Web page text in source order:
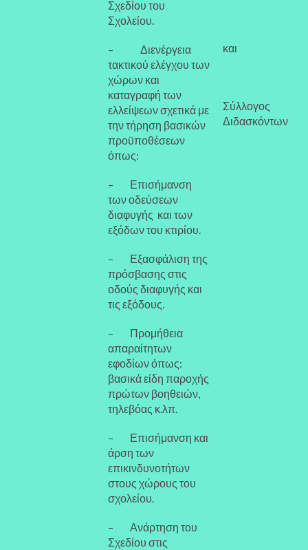
Σχεδίου του
Σχολείου.
– Διενέργεια
τακτικού ελέγχου των
χώρων και
καταγραφή των
ελλείψεων σχετικά με
την τήρηση βασικών
προϋποθέσεων
όπως:
– Επισήμανση
των οδεύσεων
διαφυγής και των
εξόδων του κτιρίου.
– Εξασφάλιση της
πρόσβασης στις
οδούς διαφυγής και
τις εξόδους.
– Προμήθεια
απαραίτητων
εφοδίων όπως:
βασικά είδη παροχής
πρώτων βοηθειών,
τηλεβόας κ.λπ.
– Επισήμανση και
άρση των
επικινδυνοτήτων
στους χώρους του
σχολείου.
– Ανάρτηση του
Σχεδίου στις
και
Σύλλογος
Διδασκόντων